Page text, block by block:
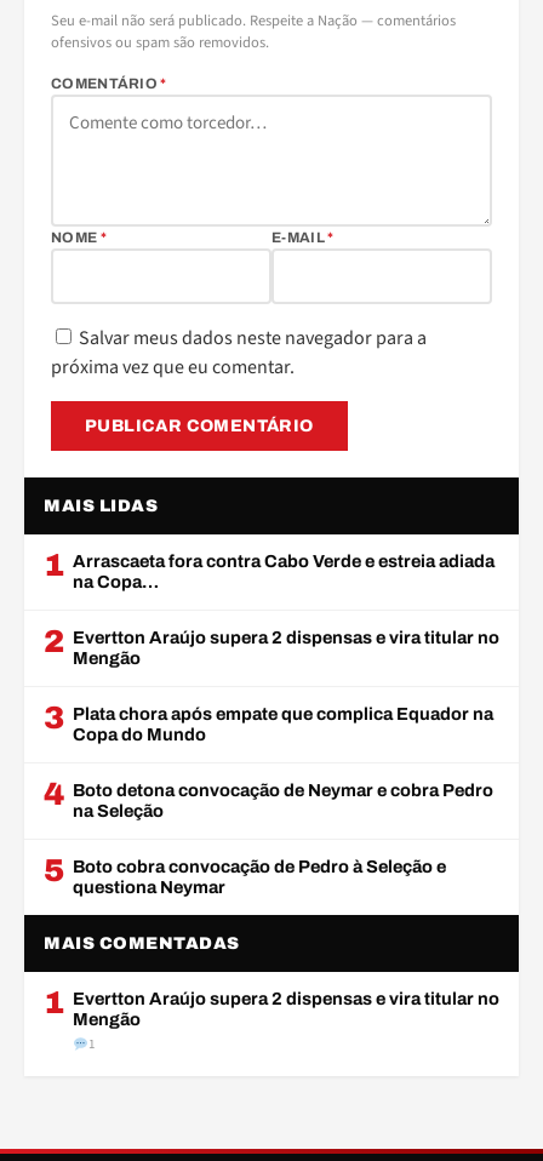
Seu e-mail não será publicado. Respeite a Nação — comentários
ofensivos ou spam são removidos.
COMENTÁRIO*
NOME * E-MAIL*
Salvar meus dados neste navegador para a
próxima vez que eu comentar.
MAIS LIDAS
1 Arrascaeta fora contra Cabo Verde e estreia adiada
na Copa…
2 Evertton Araújo supera 2 dispensas e vira titular no
Mengão
3 Plata chora após empate que complica Equador na
Copa do Mundo
4 Boto detona convocação de Neymar e cobra Pedro
na Seleção
5 Boto cobra convocação de Pedro à Seleção e
questiona Neymar
MAIS COMENTADAS
1 Evertton Araújo supera 2 dispensas e vira titular no
Mengão
1